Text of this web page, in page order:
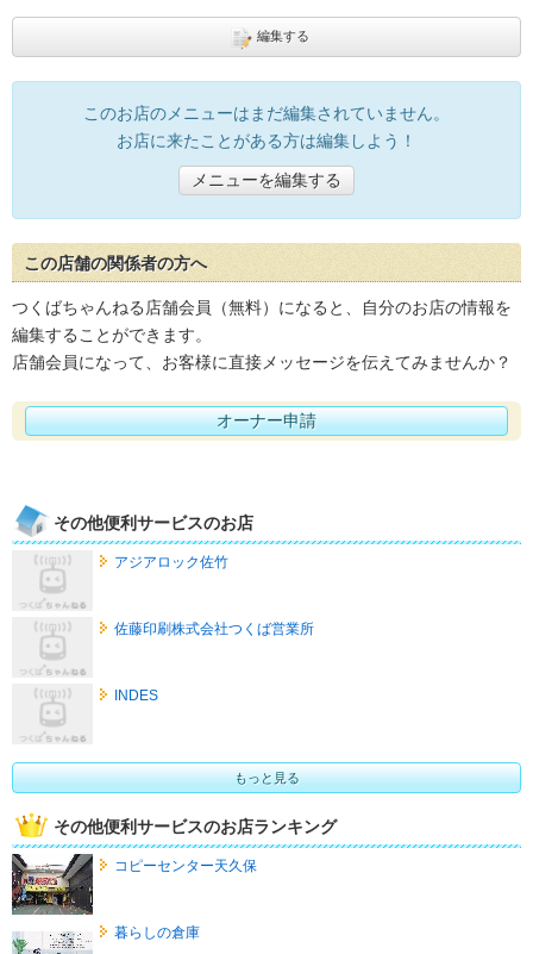
編集する
このお店のメニューはまだ編集されていません。
お店に来たことがある方は編集しよう！
メニューを編集する
この店舗の関係者の方へ
つくばちゃんねる店舗会員（無料）になると、自分のお店の情報を
編集することができます。
店舗会員になって、お客様に直接メッセージを伝えてみませんか？
オーナー申請
その他便利サービスのお店
アジアロック佐竹
佐藤印刷株式会社つくば営業所
INDES
もっと見る
その他便利サービスのお店ランキング
コピーセンター天久保
暮らしの倉庫